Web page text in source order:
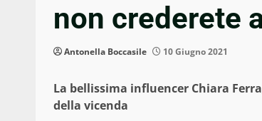
non crederete
Antonella Boccasile 10 Giugno 2021
La bellissima influencer Chiara
della vicenda